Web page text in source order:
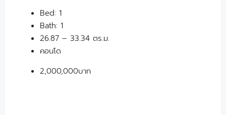
Bed: 1
Bath: 1
26.87 – 33.34 ตร.ม.
คอนโด
2,000,000บาท